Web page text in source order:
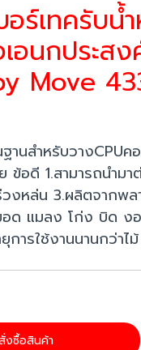
อร์เทครับน้
อนกประส
Move
านสำหรับวางCPU
ข้อดี 1.สามารถนำม
วงหล่น 3.ผลิตจากพ
ด แมลง โก่ง บิด งอ
การใช้งานนานกว่า
งซื้อสินค้า